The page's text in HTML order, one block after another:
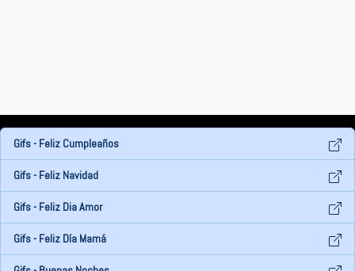
Gifs - Feliz Cumpleaños
Gifs - Feliz Navidad
Gifs - Feliz Dia Amor
Gifs - Feliz Día Mamá